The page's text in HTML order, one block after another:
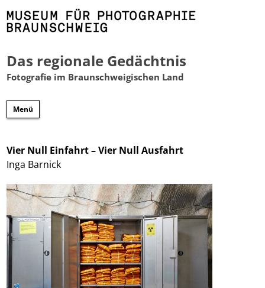
Das regionale Gedächtnis
Fotografie im Braunschweigischen Land
Menü
Zum
springen
Vier Null Einfahrt – Vier Null Ausfahrt
Inga Barnick